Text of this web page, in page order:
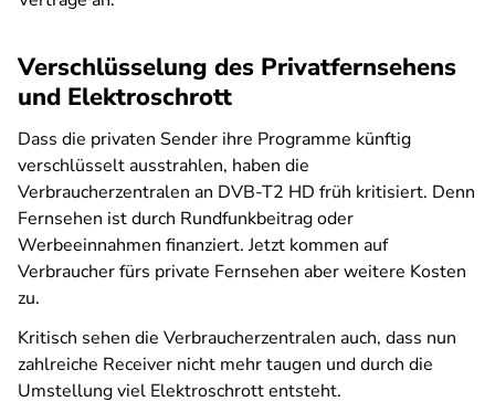
Verschlüsselung des Privatfernsehens
und Elektroschrott
Dass die privaten Sender ihre Programme künftig
verschlüsselt ausstrahlen, haben die
Verbraucherzentralen an DVB-T2 HD früh kritisiert. Denn
Fernsehen ist durch Rundfunkbeitrag oder
Werbeeinnahmen finanziert. Jetzt kommen auf
Verbraucher fürs private Fernsehen aber weitere Kosten
zu.
Kritisch sehen die Verbraucherzentralen auch, dass nun
zahlreiche Receiver nicht mehr taugen und durch die
Umstellung viel Elektroschrott entsteht.